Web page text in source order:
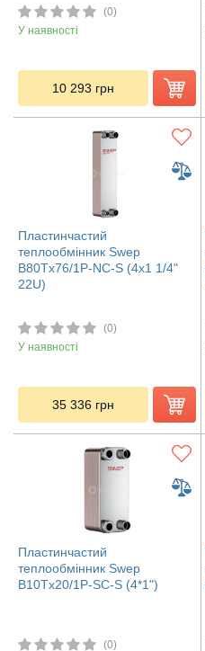
(0)
У наявності
10 293 грн
Пластинчастий
теплообмінник Swep
B80Tx76/1P-NC-S (4x1 1/4"
22U)
(0)
У наявності
35 336 грн
Пластинчастий
теплообмінник Swep
В10Tx20/1P-SC-S (4*1")
(0)